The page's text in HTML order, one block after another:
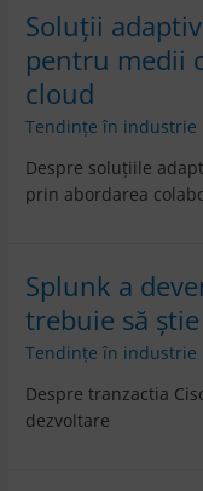
Soluții
pentru medii
cloud
Tendințe în industrie
Despre soluțiile
prin abordarea
Splunk a
trebuie să
Tendințe în industrie
Despre tranzactia
dezvoltare